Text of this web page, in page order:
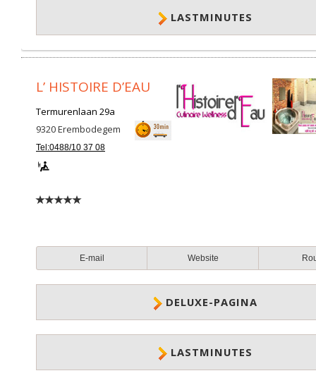
LASTMINUTES
L’ HISTOIRE D’EAU
Termurenlaan 29a
9320Erembodegem
Tel:0488/10 37 08
E-mail Website
DELUXE-PAGINA
LASTMINUTES